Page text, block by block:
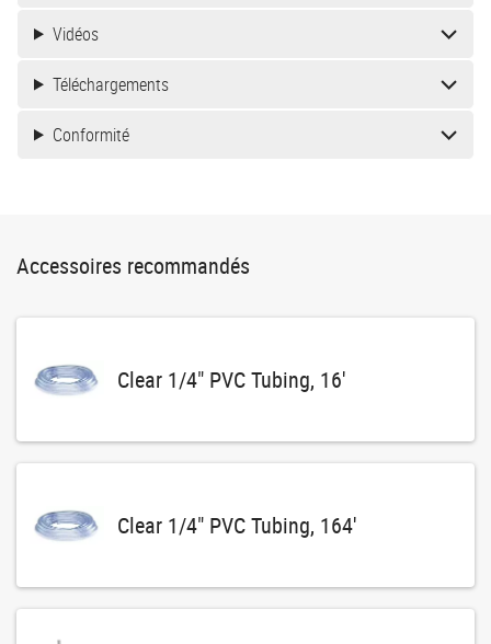
Vidéos
Téléchargements
Conformité
Accessoires recommandés
Clear 1/4" PVC Tubing, 16'
Clear 1/4" PVC Tubing, 164'